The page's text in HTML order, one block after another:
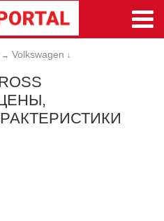
→ Volkswagen ↓